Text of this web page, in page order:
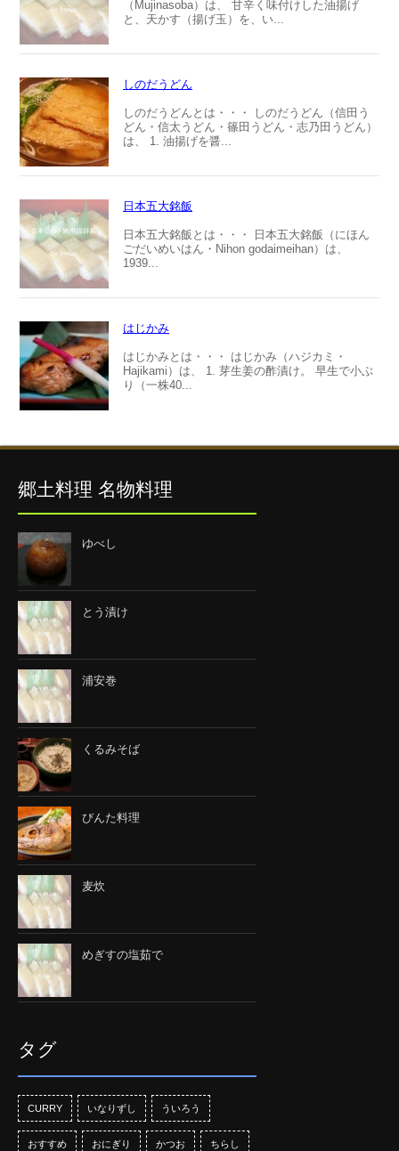
（Mujinasoba）は、 甘辛く味付けした油揚げ
と、天かす（揚げ玉）を、い...
しのだうどん
しのだうどんとは・・・ しのだうどん（信田う
どん・信太うどん・篠田うどん・志乃田うどん）
は、 1. 油揚げを醤...
日本五大銘飯
日本五大銘飯とは・・・ 日本五大銘飯（にほん
ごだいめいはん・Nihon godaimeihan）は、
1939...
はじかみ
はじかみとは・・・ はじかみ（ハジカミ・
Hajikami）は、 1. 芽生姜の酢漬け。 早生で小ぶ
り（一株40...
郷土料理 名物料理
ゆべし
とう漬け
浦安巻
くるみそば
びんた料理
麦炊
めぎすの塩茹で
タグ
CURRY いなりずし ういろう
おすすめ おにぎり かつお ちらし